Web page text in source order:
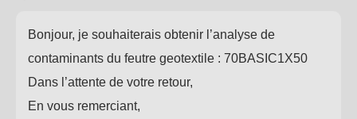
Bonjour, je souhaiterais obtenir l’analyse de
contaminants du feutre geotextile : 70BASIC1X50
Dans l’attente de votre retour,
En vous remerciant,